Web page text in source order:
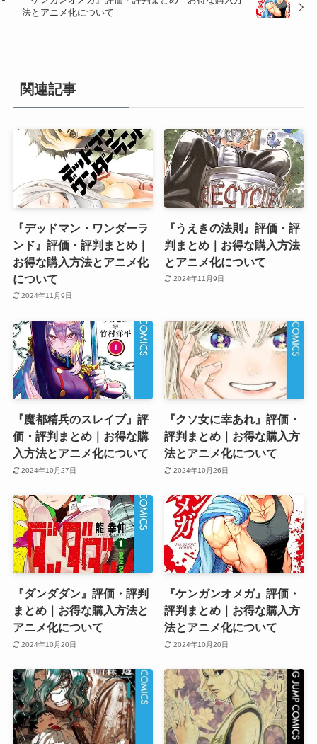
法とアニメ化について
関連記事
『デッドマン・ワンダーラ
ンド』評価・評判まとめ｜
お得な購入方法とアニメ化
について
2024年11月9日
『うえきの法則』評価・評
判まとめ｜お得な購入方法
とアニメ化について
2024年11月9日
『魔都精兵のスレイブ』評
価・評判まとめ｜お得な購
入方法とアニメ化について
2024年10月27日
『クソ女に幸あれ』評価・
評判まとめ｜お得な購入方
法とアニメ化について
2024年10月26日
『ダンダダン』評価・評判
まとめ｜お得な購入方法と
アニメ化について
2024年10月20日
『ケンガンオメガ』評価・
評判まとめ｜お得な購入方
法とアニメ化について
2024年10月20日